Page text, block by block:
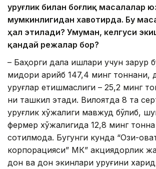
уруғлик билан боғлиқ масалалар
мумкинлигидан хавотирда. Бу
ҳал этилади? Умуман, келгуси
қандай режалар бор?
– Баҳорги дала ишлари учун зарур
миқдори қарийб 147,4 минг тоннани,
уруғлар етишмаслиги – 25,2 минг
ни ташкил этади. Вилоятда 8 та
уруғлик хўжалиги мавжуд бўлиб,
фермер хўжалигида 12,8 минг тонна
сотилмоқда. Бугунги кунда “Озиқ-
корпорацияси” МК” акциядорлик
дон ва дон экинлари уруғини харид